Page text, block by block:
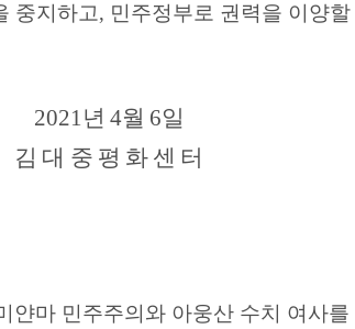
중지하고, 민주정부로 권력을 이양
2021년 4월 6일
김 대 중 평 화 센 터
얀마 민주주의와 아웅산 수치 여사